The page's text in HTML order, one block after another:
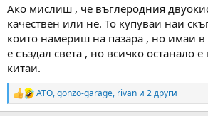
Ако мислиш , че въглеродния
качествен или не. То купуваи наи
които намериш на пазара , но имаи в
е създал света , но всичко останало
китаи.
R
e
ATO,gonzo-garage, rivan и 2 други